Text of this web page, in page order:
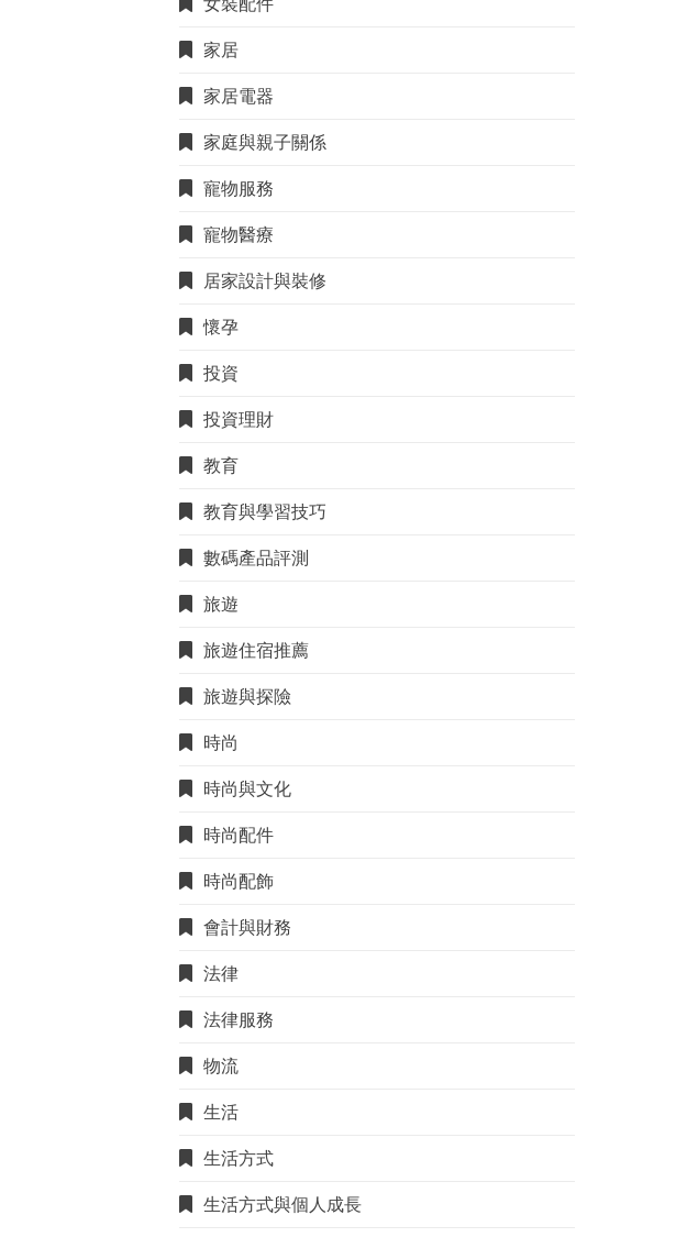
家居
家居電器
家庭與親子關係
寵物服務
寵物醫療
居家設計與裝修
懷孕
投資
投資理財
教育
教育與學習技巧
數碼產品評測
旅遊
旅遊住宿推薦
旅遊與探險
時尚
時尚與文化
時尚配件
時尚配飾
會計與財務
法律
法律服務
物流
生活
生活方式
生活方式與個人成長